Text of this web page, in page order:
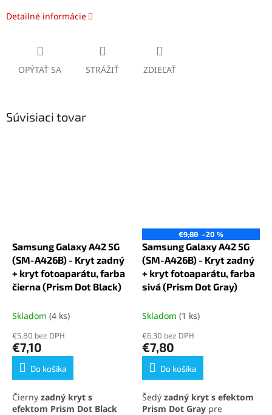
Detailné informácie
OPÝTAŤ SA STRÁŽIŤ ZDIEĽAŤ
Súvisiaci tovar
Samsung Galaxy A42 5G
(SM-A426B) - Kryt zadný
+ kryt fotoaparátu, farba
čierna (Prism Dot Black)
Skladom (4 ks)
€5,80 bez DPH
€7,10
Do košíka
Čierny zadný kryt s
efektom Prism Dot Black
€9,80 –20 %
Samsung Galaxy A42 5G
(SM-A426B) - Kryt zadný
+ kryt fotoaparátu, farba
sivá (Prism Dot Gray)
Skladom (1 ks)
€6,30 bez DPH
€7,80
Do košíka
Šedý zadný kryt s efektom
Prism Dot Gray pre